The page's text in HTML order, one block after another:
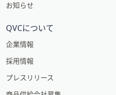
お知らせ
QVCについて
企業情報
採用情報
プレスリリース